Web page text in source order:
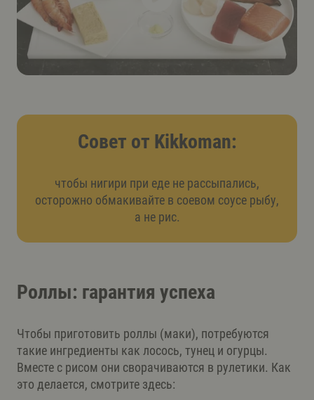
Совет от Kikkoman:
чтобы нигири при еде не рассыпались,
осторожно обмакивайте в соевом соусе рыбу,
а не рис.
Роллы: гарантия успеха
Чтобы приготовить роллы (маки), потребуются
такие ингредиенты как лосось, тунец и огурцы.
Вместе с рисом они сворачиваются в рулетики. Как
это делается, смотрите здесь: